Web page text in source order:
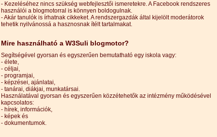
- Kezeléséhez nincs szükség webfejlesztői ismeretekre. A Facebook rendszeres
használói a blogmotorral is könnyen boldogulnak.
- Akár tanulók is írhatnak cikkeket. A rendszergazdák által kijelölt moderátorok
tehetik nyilvánossá a hasznosnak ítélt tartalmakat.
Mire használható a W3Suli blogmotor?
Segítségével gyorsan és egyszerűen bemutatható egy iskola vagy:
- élete,
- céljai,
- programjai,
- képzései, ajánlatai,
- tanárai, diákjai, munkatársai.
Használatával gyorsan és egyszerűen közzétehetők az intézmény működésével
kapcsolatos:
- hírek, információk,
- képek és
- dokumentumok.